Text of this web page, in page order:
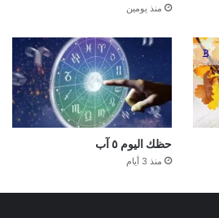
منذ يومين
حظك اليوم ٥ آب
منذ 3 أيام